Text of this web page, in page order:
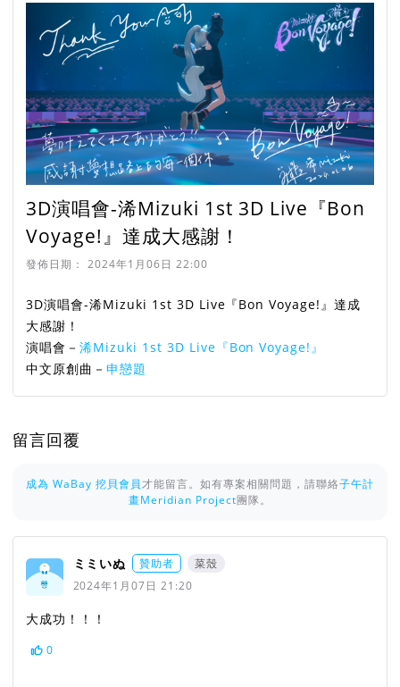
3D演唱會-浠Mizuki 1st 3D Live『Bon
Voyage!』達成大感謝！
發佈日期： 2024年1月06日 22:00
3D演唱會-浠Mizuki 1st 3D Live『Bon Voyage!』達成
大感謝！
演唱會－ 浠Mizuki 1st 3D Live『Bon Voyage!』
中文原創曲－ 申戀題
留言回覆
成為 WaBay 挖貝會員才能留言。如有專案相關問題，請聯絡子午計
畫Meridian Project團隊。
ミミいぬ 贊助者
菜殼
2024年1月07日 21:20
大成功！！！
0